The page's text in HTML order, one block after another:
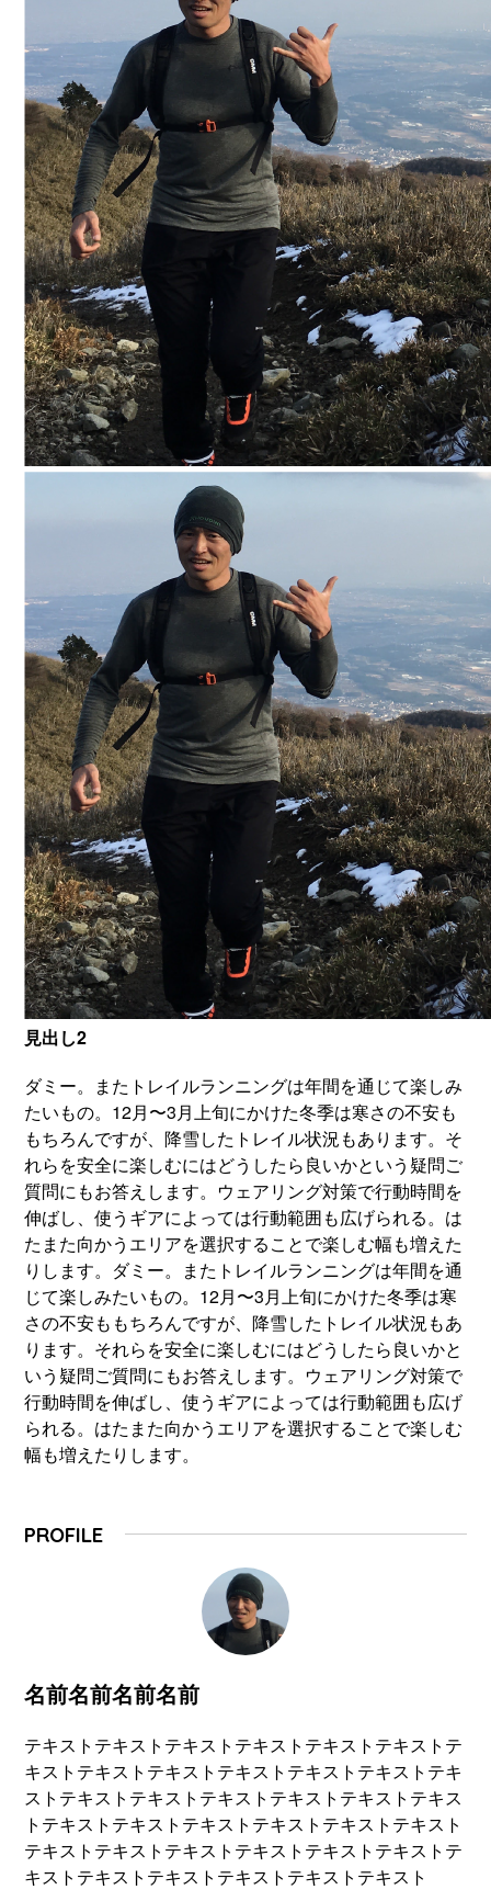
見出し2
ダミー。またトレイルランニングは年間を通じて楽しみ
たいもの。12月〜3月上旬にかけた冬季は寒さの不安も
もちろんですが、降雪したトレイル状況もあります。そ
れらを安全に楽しむにはどうしたら良いかという疑問ご
質問にもお答えします。ウェアリング対策で行動時間を
伸ばし、使うギアによっては行動範囲も広げられる。は
たまた向かうエリアを選択することで楽しむ幅も増えた
りします。ダミー。またトレイルランニングは年間を通
じて楽しみたいもの。12月〜3月上旬にかけた冬季は寒
さの不安ももちろんですが、降雪したトレイル状況もあ
ります。それらを安全に楽しむにはどうしたら良いかと
いう疑問ご質問にもお答えします。ウェアリング対策で
行動時間を伸ばし、使うギアによっては行動範囲も広げ
られる。はたまた向かうエリアを選択することで楽しむ
幅も増えたりします。
PROFILE
名前名前名前名前
テキストテキストテキストテキストテキストテキストテ
キストテキストテキストテキストテキストテキストテキ
ストテキストテキストテキストテキストテキストテキス
トテキストテキストテキストテキストテキストテキスト
テキストテキストテキストテキストテキストテキストテ
キストテキストテキストテキストテキストテキスト